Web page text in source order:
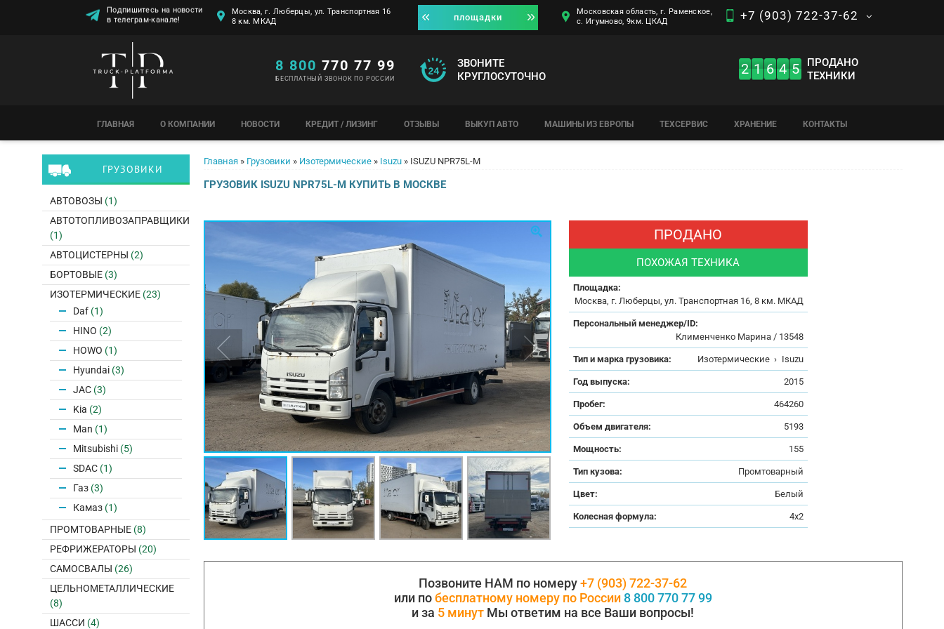
Подпишитесь на новости
в телеграм-канале!
Москва, г. Люберцы, ул. Транспортная 16
8 км. МКАД
площадки
Московская область, г. Раменское,
с. Игумново, 9км. ЦКАД
+7 (903) 722-37-62
8 800 770 77 99
БЕСПЛАТНЫЙ ЗВОНОК ПО РОССИИ
ЗВОНИТЕ
КРУГЛОСУТОЧНО
2 1 6 4 5
ПРОДАНО
ТЕХНИКИ
ГЛАВНАЯ О КОМПАНИИ НОВОСТИ КРЕДИТ / ЛИЗИНГ ОТЗЫВЫ ВЫКУП АВТО МАШИНЫ ИЗ ЕВРОПЫ ТЕХСЕРВИС ХРАНЕНИЕ КОНТАКТЫ
Вы здесь
Главная » Грузовики » Изотермические » Isuzu » ISUZU NPR75L-M
ГРУЗОВИК ISUZU NPR75L-M КУПИТЬ В МОСКВЕ
ПРОДАНО
ПОХОЖАЯ ТЕХНИКА
Площадка:
Москва, г. Люберцы, ул. Транспортная 16, 8 км. МКАД
Персональный менеджер/ID:
Клименченко Марина / 13548
Тип и марка грузовика: Изотермические › Isuzu
Год выпуска: 2015
Пробег: 464260
Объем двигателя: 5193
Мощность: 155
Тип кузова: Промтоварный
Цвет: Белый
Колесная формула: 4x2
Позвоните НАМ по номеру+7 (903) 722-37-62
или побесплатному номеру по России 8 800 770 77 99
и за 5 минут Мы ответим на все Ваши вопросы!
ГРУЗОВИКИ
АВТОВОЗЫ (1)
АВТОТОПЛИВОЗАПРАВЩИКИ
(1)
АВТОЦИСТЕРНЫ (2)
БОРТОВЫЕ (3)
ИЗОТЕРМИЧЕСКИЕ (23)
Daf (1)
HINO (2)
HOWO (1)
Hyundai (3)
JAC (3)
Kia (2)
Man (1)
Mitsubishi (5)
SDAC (1)
Газ (3)
Камаз (1)
ПРОМТОВАРНЫЕ (8)
РЕФРИЖЕРАТОРЫ (20)
САМОСВАЛЫ (26)
ЦЕЛЬНОМЕТАЛЛИЧЕСКИЕ
(8)
ШАССИ (4)